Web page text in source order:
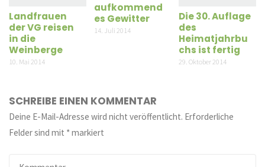
Landfrauen
der VG reisen
in die
Weinberge
10. Mai 2014
aufkommend
es Gewitter
14. Juli 2014
Die 30. Auflage
des
Heimatjahrbu
chs ist fertig
29. Oktober 2014
SCHREIBE EINEN KOMMENTAR
Deine E-Mail-Adresse wird nicht veröffentlicht. Erforderliche
Felder sind mit *markiert